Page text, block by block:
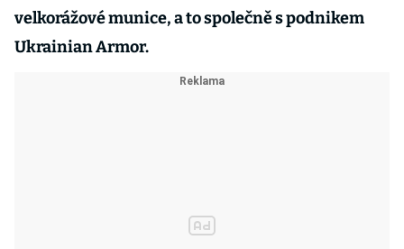
velkorážové munice, a to společně s podnikem
Ukrainian Armor.